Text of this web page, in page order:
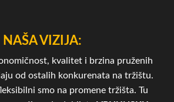
NAŠA VIZIJA:
kvalitet i brzina pruženih
od ostalih konkurenata na tržištu.
smo na promene tržišta. Tu